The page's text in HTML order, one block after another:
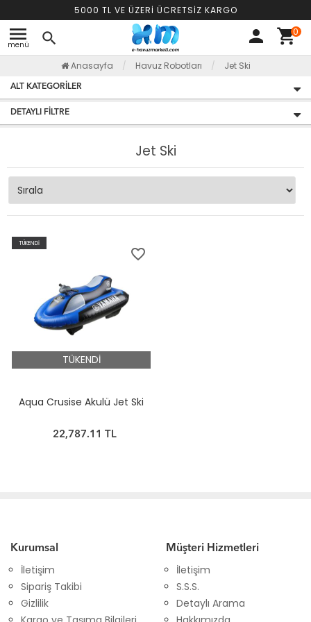
5000 TL VE ÜZERİ ÜCRETSİZ KARGO
menu
menü search person shopping_cart0
Anasayfa Havuz Robotları Jet Ski
ALT KATEGORILER
DETAYLI FILTRE
Jet Ski
TÜKENDİ
favorite_border
TÜKENDİ
Aqua Crusise Akulü Jet Ski
22,787.11 TL
Kurumsal
İletişim
Sipariş Takibi
Gizlilik
Müşteri Hizmetleri
İletişim
S.S.S.
Detaylı Arama